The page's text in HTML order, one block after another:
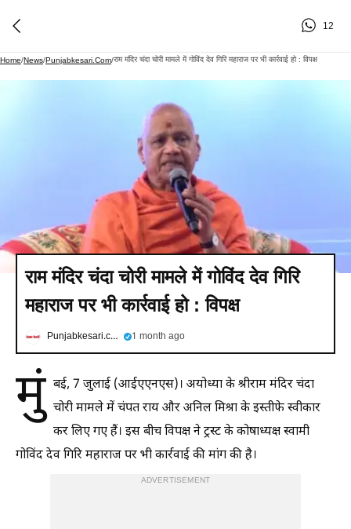
12
Home/News/Punjabkesari.com/राम मंदिर चंदा चोरी मामले में गोविंद देव गिरि महाराज पर भी कार्रवाई हो : विपक्ष
राम मंदिर चंदा चोरी मामले में गोविंद देव गिरि
महाराज पर भी कार्रवाई हो : विपक्ष
Punjabkesari.com 1 month ago
मुं बई, 7 जुलाई (आईएएनएस)। अयोध्या के श्रीराम मंदिर चंदा
चोरी मामले में चंपत राय और अनिल मिश्रा के इस्तीफे स्वीकार
कर लिए गए हैं। इस बीच विपक्ष ने ट्रस्ट के कोषाध्यक्ष स्वामी
गोविंद देव गिरि महाराज पर भी कार्रवाई की मांग की है।
ADVERTISEMENT